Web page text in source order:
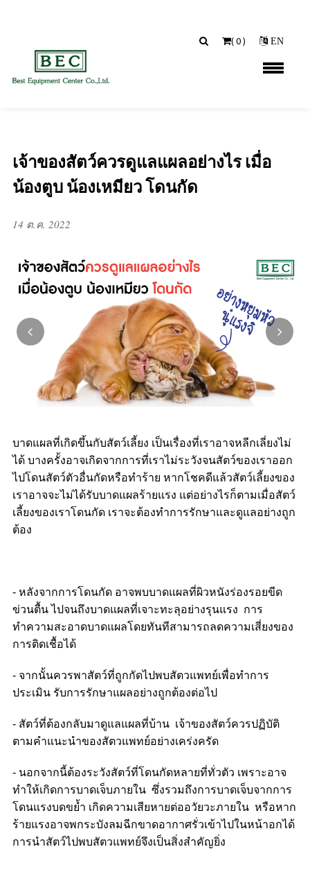
(0) EN
เจ้าของสัตว์ควรดูแลแผลอย่างไร เมื่อ
น้องตูบ น้องเหมียว โดนกัด
14 ต.ค. 2022
บาดแผลที่เกิดขึ้นกับสัตว์เลี้ยง เป็นเรื่องที่เราอาจหลีกเลี่ยงไม่
ได้ บางครั้งอาจเกิดจากการที่เราไม่ระวังจนสัตว์ของเราออก
ไปโดนสัตว์ตัวอื่นกัดหรือทำร้าย หากโชคดีแล้วสัตว์เลี้ยงของ
เราอาจจะไม่ได้รับบาดแผลร้ายแรง แต่อย่างไรก็ตามเมื่อสัตว์
เลี้ยงของเราโดนกัด เราจะต้องทำการรักษาและดูแลอย่างถูก
ต้อง
- หลังจากการโดนกัด อาจพบบาดแผลที่ผิวหนังร่องรอยขีด
ข่วนตื้น ไปจนถึงบาดแผลที่เจาะทะลุอย่างรุนแรง การ
ทำความสะอาดบาดแผลโดยทันทีสามารถลดความเสี่ยงของ
การติดเชื้อได้
- จากนั้นควรพาสัตว์ที่ถูกกัดไปพบสัตวแพทย์เพื่อทำการ
ประเมิน รับการรักษาแผลอย่างถูกต้องต่อไป
- สัตว์ที่ต้องกลับมาดูแลแผลที่บ้าน เจ้าของสัตว์ควรปฏิบัติ
ตามคำแนะนำของสัตวแพทย์อย่างเคร่งครัด
- นอกจากนี้ต้องระวังสัตว์ที่โดนกัดหลายที่ทั่วตัว เพราะอาจ
ทำให้เกิดการบาดเจ็บภายใน ซึ่งรวมถึงการบาดเจ็บจากการ
โดนแรงบดขย้ำ เกิดความเสียหายต่ออวัยวะภายใน หรือหาก
ร้ายแรงอาจพกระบังลมฉีกขาดอากาศรั่วเข้าไปในหน้าอกได้
การนำสัตว์ไปพบสัตวแพทย์จึงเป็นสิ่งสำคัญยิ่ง